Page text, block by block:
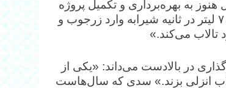
آبی تالاب است. تصفیه‌خانه‌ای که بعد از گذشت ۲۰ سال هنوز به بهره‌برداری و تکمیل پروژه
نرسیده است: «دومین معضل کوه زباله در سراوان است. کوهی که ۷ لیتر در ثانیه شیرابه وارد زرجوب و
تالاب می‌کند.»
در بالادست می‌داند‌: «یکی از
انزلی بزند.» سدی که سال‌هاست